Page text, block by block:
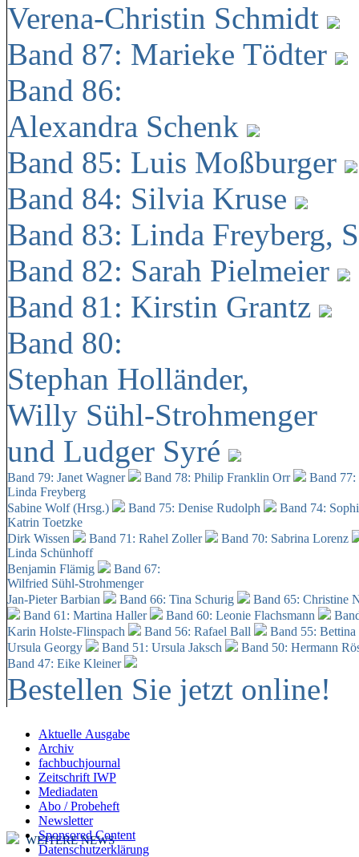
Verena-Christin Schmidt
Band 87: Marieke Tödter
Band 86:
Alexandra Schenk
Band 85: Luis Moßburger
Band 84: Silvia Kruse
Band 83: Linda Freyberg,
Band 82: Sarah Pielmeier
Band 81: Kirstin Grantz
Band 80:
Stephan Holländer,
Willy Sühl-Strohmenger
und Ludger Syré
Band 79: Janet Wagner Band 78: Philip Franklin Orr
Band
Linda Freyberg
Sabine Wolf (Hrsg.)
Band 75: Denise Rudolph
Band 74:
Katrin Toetzke
Dirk Wissen
Band 71: Rahel Zoller
Band 70: Sabrina Lorenz
Linda Schünhoff
Benjamin Flämig
Band 67:
Wilfried Sühl-Strohmenger
Jan-Pieter Barbian
Band 66: Tina Schurig
Band 65: Christine
Band 61: Martina Haller
Band 60: Leonie Flachsmann
Karin Holste-Flinspach
Band 56: Rafael Ball
Band 55:
Ursula Georgy
Band 51: Ursula Jaksch Band 50: Hermann
Band 47: Eike Kleiner
Bestellen Sie jetzt online!
Aktuelle Ausgabe
Archiv
fachbuchjournal
Zeitschrift IWP
Mediadaten
Abo / Probeheft
Newsletter
Sponsored Content
Datenschutzerklärung
WEITERE NEWS